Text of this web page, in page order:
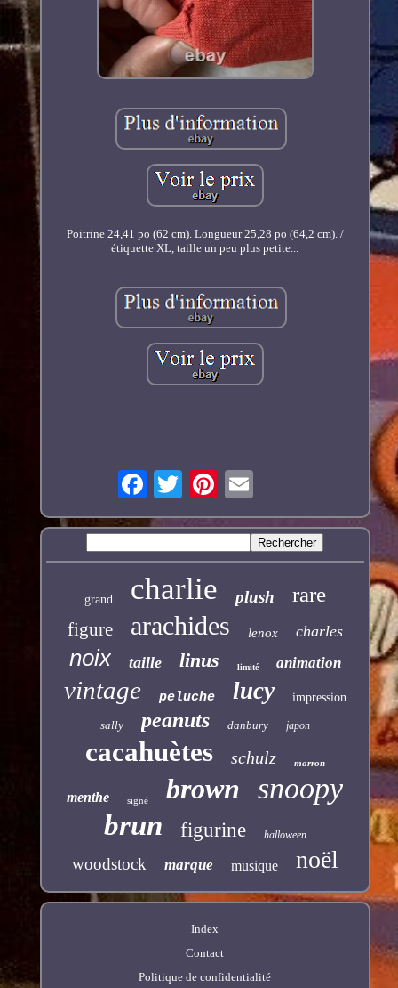
Poitrine 24,41 po (62 cm). Longueur 25,28 po (64,2 cm). /
étiquette XL, taille un peu plus petite...
grand charlie plush rare
figure arachides lenox charles
noix taille linus limité animation
vintage peluche lucy impression
sally peanuts danbury japon
cacahuètes schulz marron
menthe signé brown snoopy
brun figurine halloween
woodstock marque musique noël
Index
Contact
Politique de confidentialité